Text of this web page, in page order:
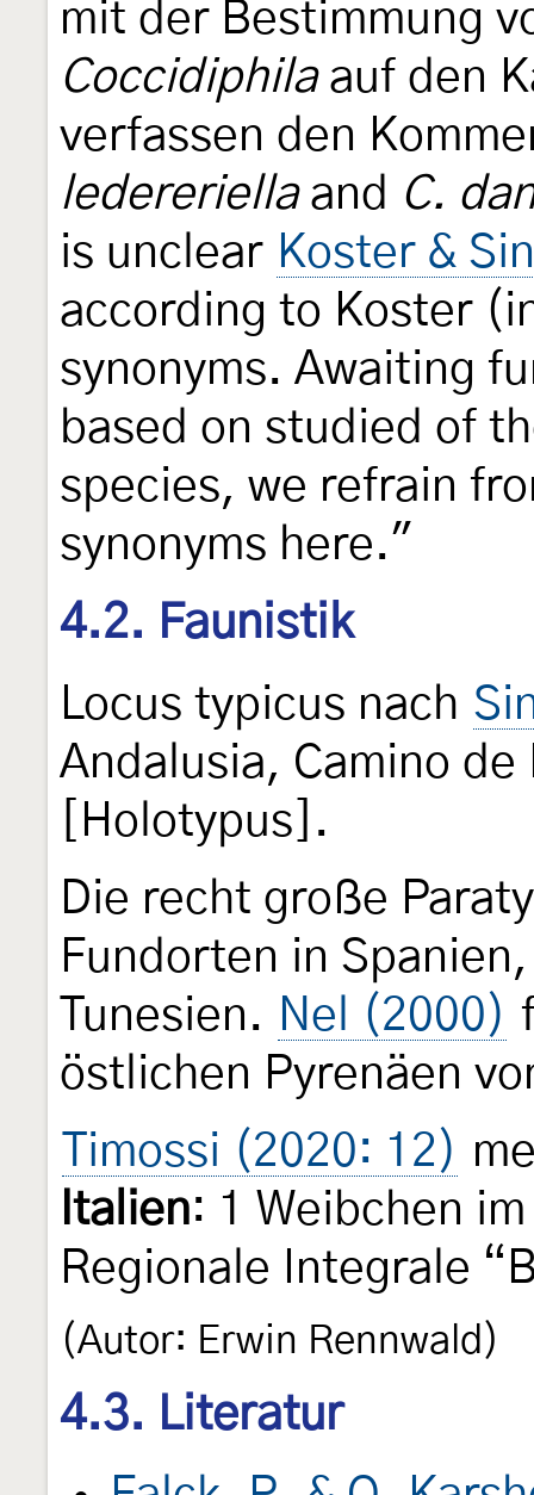
mit der Bestimmung
Coccidiphilaauf den
verfassen den
ledereriellaand C.
is unclear Koster &
according to Koster
synonyms. Awaiting
based on studied of
species, we refrain
synonyms here."
4.2. Faunistik
Locus typicus nach
Andalusia, Camino
[Holotypus].
Die recht große
Fundorten in
Tunesien. Nel (2000)
östlichen Pyrenäen
Timossi (2020: 12)
Italien: 1 Weibchen
Regionale Integrale
(Autor: Erwin Rennwald)
4.3. Literatur